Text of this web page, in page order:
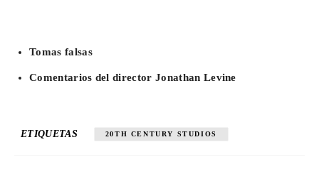
Tomas falsas
Comentarios del director Jonathan Levine
ETIQUETAS 20TH CENTURY STUDIOS